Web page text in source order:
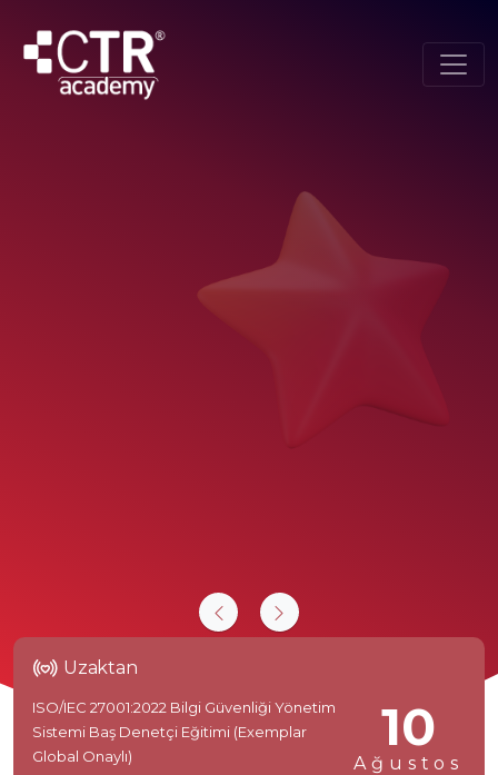
Uzaktan
ISO/IEC 27001:2022 Bilgi Güvenliği Yönetim
Sistemi Baş Denetçi Eğitimi (Exemplar
Global Onaylı)
10
Ağustos